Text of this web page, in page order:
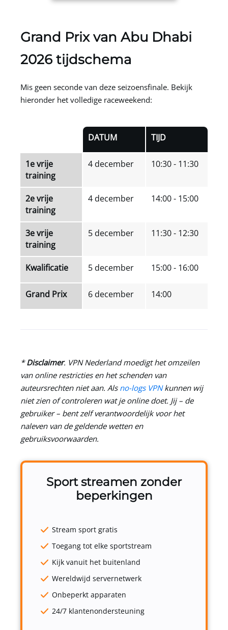
Grand Prix van Abu Dhabi
2026 tijdschema
Mis geen seconde van deze seizoensfinale. Bekijk
hieronder het volledige raceweekend:
DATUM TIJD
1e vrije
training
4 december 10:30 - 11:30
2e vrije
training
4 december 14:00 - 15:00
3e vrije
training
5 december 11:30 - 12:30
Kwalificatie 5 december 15:00 - 16:00
Grand Prix 6 december 14:00
*Disclaimer. VPN Nederlandmoedigt het omzeilen
van online restricties en het schenden van
auteursrechten niet aan. Als no-logs VPNkunnen wij
niet zien of controleren wat je online doet. Jij – de
gebruiker – bent zelf verantwoordelijk voor het
naleven van de geldende wetten en
gebruiksvoorwaarden.
Sport streamen zonder
beperkingen
Stream sport gratis
Toegang tot elke sportstream
Kijk vanuit het buitenland
Wereldwijd servernetwerk
Onbeperkt apparaten
24/7 klantenondersteuning